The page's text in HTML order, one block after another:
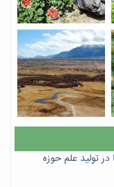
برتر دنیا در تولید علم حوزه